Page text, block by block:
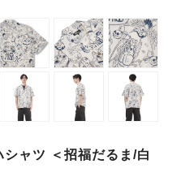
ャツ ＜招福だるま/白